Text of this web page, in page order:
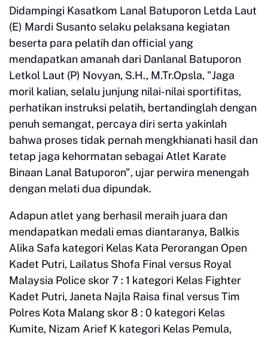
Didampingi Kasatkom Lanal Batuporon Letda Laut
(E) Mardi Susanto selaku pelaksana kegiatan
beserta para pelatih dan official yang
mendapatkan amanah dari Danlanal Batuporon
Letkol Laut (P) Novyan, S.H., M.Tr.Opsla, "Jaga
moril kalian, selalu junjung nilai-nilai sportifitas,
perhatikan instruksi pelatih, bertandinglah dengan
penuh semangat, percaya diri serta yakinlah
bahwa proses tidak pernah mengkhianati hasil dan
tetap jaga kehormatan sebagai Atlet Karate
Binaan Lanal Batuporon", ujar perwira menengah
dengan melati dua dipundak.
Adapun atlet yang berhasil meraih juara dan
mendapatkan medali emas diantaranya, Balkis
Alika Safa kategori Kelas Kata Perorangan Open
Kadet Putri, Lailatus Shofa Final versus Royal
Malaysia Police skor 7 : 1 kategori Kelas Fighter
Kadet Putri, Janeta Najla Raisa final versus Tim
Polres Kota Malang skor 8 : 0 kategori Kelas
Kumite, Nizam Arief K kategori Kelas Pemula,